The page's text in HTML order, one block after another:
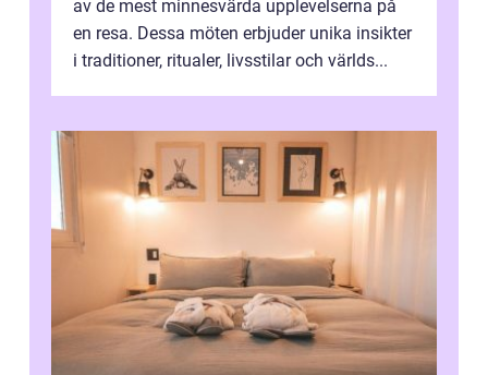
av de mest minnesvärda upplevelserna på
en resa. Dessa möten erbjuder unika insikter
i traditioner, ritualer, livsstilar och världs...